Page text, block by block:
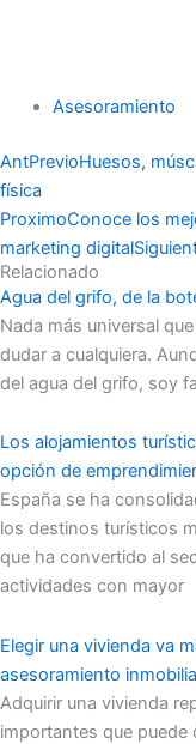
Asesoramiento
AntPrevioHuesos,
física
ProximoConoce los
marketing digital
Relacionado
Agua del grifo, de la
Nada más universal
dudar a cualquiera.
del agua del grifo, soy
Los alojamientos
opción de
España se ha
los destinos turísticos
que ha convertido al
actividades con mayor
Elegir una vivienda va
asesoramiento
Adquirir una vivienda
importantes que puede